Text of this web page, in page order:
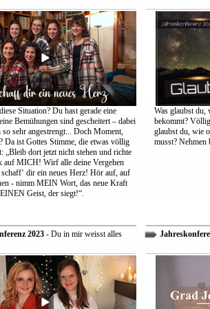
Situation? Du hast gerade eine
Bemühungen sind gescheitert – dabei
so sehr angestrengt... Doch Moment,
Da ist Gottes Stimme, die etwas völlig
„Bleib dort jetzt nicht stehen und richte
auf MICH! Wirf alle deine Vergehen
dir ein neues Herz! Hör auf, auf
- nimm MEIN Wort, das neue Kraft
Geist, der siegt!“.
Was glaubst du,
bekommt?
glaubst du, wie
musst? Nehmen
2023- Du in mir weisst alles